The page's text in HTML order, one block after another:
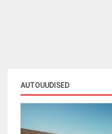
AUTOUUDISED